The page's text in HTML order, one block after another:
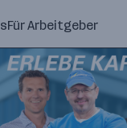
Für Arbeitgeber